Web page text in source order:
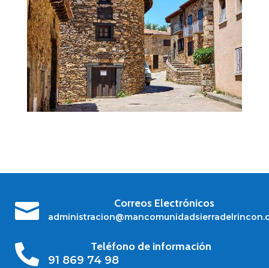
 Correos Electrónicos

Teléfono de información
91 869 74 98